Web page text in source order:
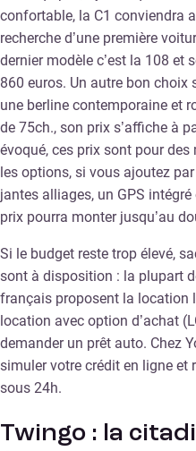
confortable, la C1 conviendra
recherche d’une première
dernier modèle c’est la 108 et
860 euros. Un autre bon choix
une berline contemporaine et
de 75ch., son prix s’affiche à
évoqué, ces prix sont pour
les options, si vous ajoutez
jantes alliages, un GPS
prix pourra monter jusqu’au
Si le budget reste trop élevé,
sont à disposition : la plupart
français proposent la location
location avec option d’achat
demander un prêt auto. Chez
simuler votre crédit en ligne et
sous 24h.
Twingo : la